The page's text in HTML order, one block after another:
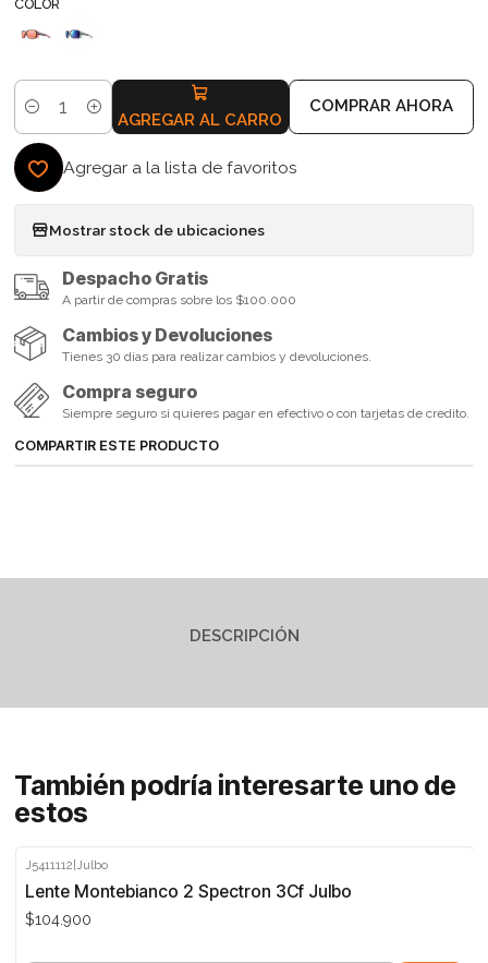
COLOR
Cantidad AGREGAR AL CARRO
COMPRAR AHORA
Agregar a la lista de favoritos
Mostrar stock de ubicaciones
Despacho Gratis
A partir de compras sobre los $100.000
Cambios y Devoluciones
Tienes 30 días para realizar cambios y devoluciones.
Compra seguro
Siempre seguro si quieres pagar en efectivo o con tarjetas de credito.
COMPARTIR ESTE PRODUCTO
DESCRIPCIÓN
También podría interesarte uno de
estos
J5411112|Julbo
Lente Montebianco 2 Spectron 3Cf Julbo
$104.900